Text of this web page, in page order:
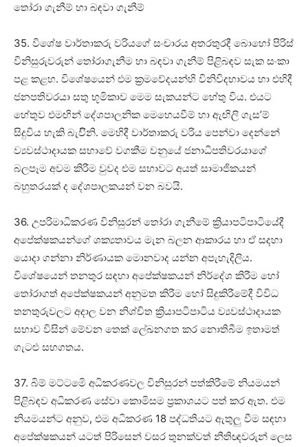
තෝරා ගැනීම් හා බඳවා ගැනීම්
35. විශේෂ වාර්තාකරු වරියගේ සංචාරය අතරතුරදී බොහෝ පිරිස්
විනිසුරුවරුන් තෝරාගැනීම හා බඳවා ගැනීම් පිළිබඳව සැක සංකා
පළ කළහ. විශේෂයෙන් එම ක්‍රමවේදයන්හි විනිවිදභාවය හා එහිදී
ජනපතිවරයා සතු භූමිකාව මෙම සැකයන්ට හේතු විය. එයට
හේතුව එමඟින් දේශපාලනික මෙහෙයවීම් හා ඇඟිලි ගැස’ම්
සිදුවිය හැකි බැවිිනි. මෙහිදී වාර්තාකරු වරිය පෙන්වා දෙන්නේ
ව්‍යවස්ථාදායක සභාවේ වගකීම වනුයේ ජනාධිපතිවරයාගේ
බලපෑම අවම කිරීම වුවද එම සභාවට අයත් සාමාජිකයන්
බහුතරයක් ද දේශපාලකයන් වන බවයි.
36. උපරිමාධිකරණ විනිසුරන් තෝරා ගැනීමේ ක්‍රියාපටිපාටියේදී
අපේක්ෂකයන්ගේ ශක්‍යතාවය මැන බලන ආකාරය හා ඒ සදහා
යොදා ගන්නා නිර්ණායක මොනවාද යන්න අපැහැදිලිය.
විශේෂයෙන් තනතුර සඳහා අපේක්ෂකයන් නිර්දේශ කිරීම හෝ
තෝරාගත් අපේක්ෂකයන් අනුමත කිරීම හෝ සිදුකිරීමේදී විවිධ
තනතුරුවලට අදාල වන නිශ්චිත ක්‍රියාපටිපාටිය ව්‍යවස්ථාදායක
සභාව විසින් මේවන තෙක් ලේඛනගත කර නොතිබීම ඉතාමත්
ගැටළු සහගතය.
37. බිම් මට්ටමෙි අධිකරණවල විනිසුරන් පත්කිරීමේ නියමයන්
පිළිබඳව අධිකරණ සේවා කොමිසම ප්‍රකාශයට පත් කර ඇත. එම
නියමයන්ට අනුව, එම අධිකරණ 18 පද්ධතියට ඇතුලු වීම සඳහා
අපේක්ෂකයන් යටත් පිරිසෙන් වසර තුනක්වත් නීතිඥවරුන් ලෙස